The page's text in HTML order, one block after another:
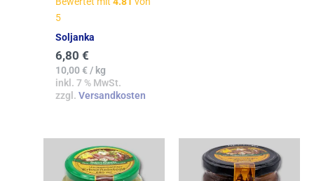
5
Soljanka
6,80 €
10,00€/ kg
inkl. 7 % MwSt.
zzgl. Versandkosten